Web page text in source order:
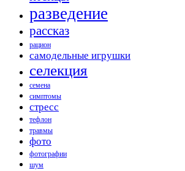
разведение
рассказ
рацион
самодельные игрушки
селекция
семена
симптомы
стресс
тефлон
травмы
фото
фотографии
шум